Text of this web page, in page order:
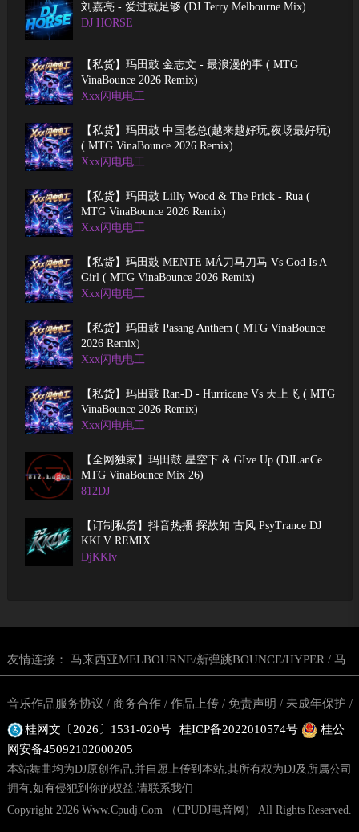
刘嘉亮 - 爱过就足够 (DJ Terry Melbourne Mix)
DJ HORSE
【私货】玛田鼓 金志文 - 最浪漫的事 ( MTG
VinaBounce 2026 Remix)
Xxx闪电电工
【私货】玛田鼓 中国老总(越来越好玩,夜场最好玩)
( MTG VinaBounce 2026 Remix)
Xxx闪电电工
【私货】玛田鼓 Lilly Wood & The Prick - Rua (
MTG VinaBounce 2026 Remix)
Xxx闪电电工
【私货】玛田鼓 MENTE MÁ刀马刀马 Vs God Is A
Girl ( MTG VinaBounce 2026 Remix)
Xxx闪电电工
【私货】玛田鼓 Pasang Anthem ( MTG VinaBounce
2026 Remix)
Xxx闪电电工
【私货】玛田鼓 Ran-D - Hurricane Vs 天上飞 ( MTG
VinaBounce 2026 Remix)
Xxx闪电电工
【全网独家】玛田鼓 星空下 & GIve Up (DJLanCe
MTG VinaBounce Mix 26)
812DJ
【订制私货】抖音热播 探故知 古风 PsyTrance DJ
KKLV REMIX
DjKKlv
友情连接： 马来西亚MELBOURNE/新弹跳BOUNCE/HYPER / 马
音网 / 丢丢鼓DJ舞曲网站 / 东南亚越南鼓舞曲网站
音乐作品服务协议 / 商务合作 / 作品上传 / 免责声明 / 未成年保护 /
投诉建议 / 版权说明 / 隐私政策 用户服务协议 / 网站地图 / 联系
我们
桂网文〔2026〕1531-020号 桂ICP备2022010574号
桂公
网安备45092102000205
本站舞曲均为DJ原创作品,并自愿上传到本站,其所有权为DJ及所属公司
拥有,如有侵犯到你的权益,请联系我们
Copyright 2026 Www.Cpudj.Com （CPUDJ电音网） All Rights Reserved.